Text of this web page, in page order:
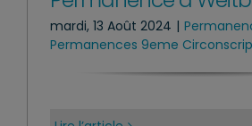
mardi, 13 Août 2024 |
Permanences 9eme